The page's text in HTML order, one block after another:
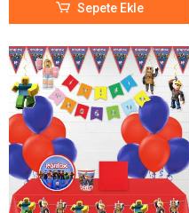
Sepete Ekle